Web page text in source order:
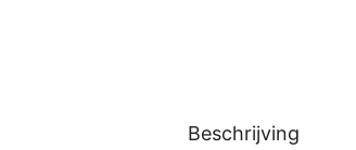
Beschrijving